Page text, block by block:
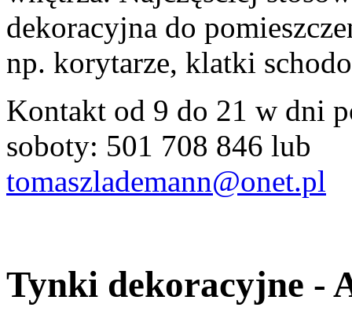
dekoracyjna do
np. korytarze, klatki
Kontakt od 9 do 21 w dni
soboty: 501 708 846 lub
tomaszlademann@onet.pl
Tynki dekoracyjne -